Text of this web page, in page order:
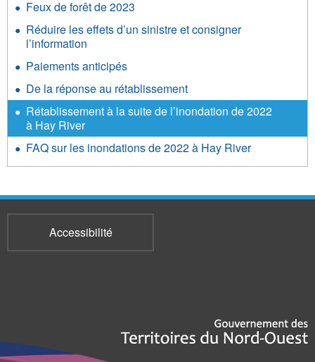
Feux de forêt de 2023
Réduire les effets d’un sinistre et consigner
l’information
Paiements anticipés
De la réponse au rétablissement
Rétablissement à la suite de l’inondation de 2022
à Hay River
FAQ sur les inondations de 2022 à Hay River
Accessibilité